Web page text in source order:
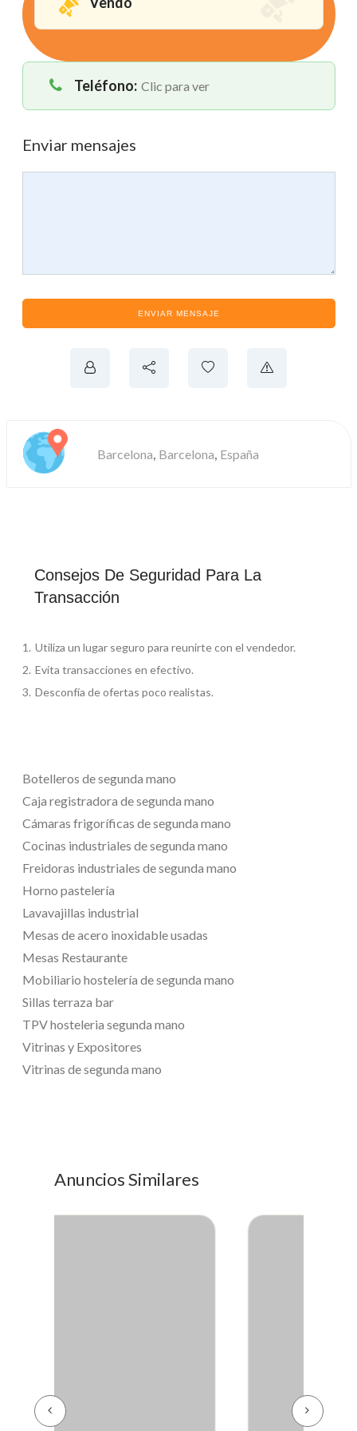
Teléfono: Clic para ver
Enviar mensajes
ENVIAR MENSAJE
Barcelona, Barcelona, España
Consejos De Seguridad Para La
Transacción
Utiliza un lugar seguro para reunirte con el vendedor.
Evita transacciones en efectivo.
Desconfía de ofertas poco realistas.
Botelleros de segunda mano
Caja registradora de segunda mano
Cámaras frigoríficas de segunda mano
Cocinas industriales de segunda mano
Freidoras industriales de segunda mano
Horno pastelería
Lavavajillas industrial
Mesas de acero inoxidable usadas
Mesas Restaurante
Mobiliario hostelería de segunda mano
Sillas terraza bar
TPV hosteleria segunda mano
Vitrinas y Expositores
Vitrinas de segunda mano
Anuncios Similares